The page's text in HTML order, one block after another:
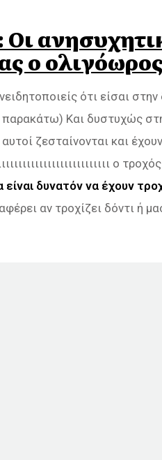
ο
ότι είσαι
Και δυστυχώς
ζεσταίνονται και
είναι δυνατόν να έχουν
αν τροχίζει δόντι ή